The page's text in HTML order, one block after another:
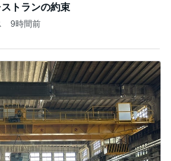
トランの約束
9時間前